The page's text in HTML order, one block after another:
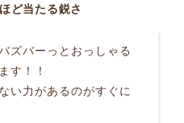
ど当たる鋭さ
ズバーっとおっしゃる
す！！
い力があるのがすぐに